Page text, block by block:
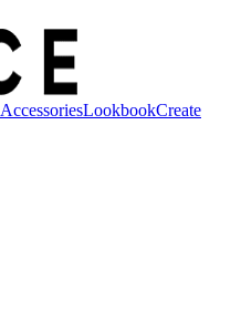
AccessoriesLookbookCreate